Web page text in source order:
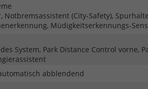
Notbremsassistent (City-Safety),
Müdigkeitserkennungs-
System, Park Distance Control vorne,
abblendend